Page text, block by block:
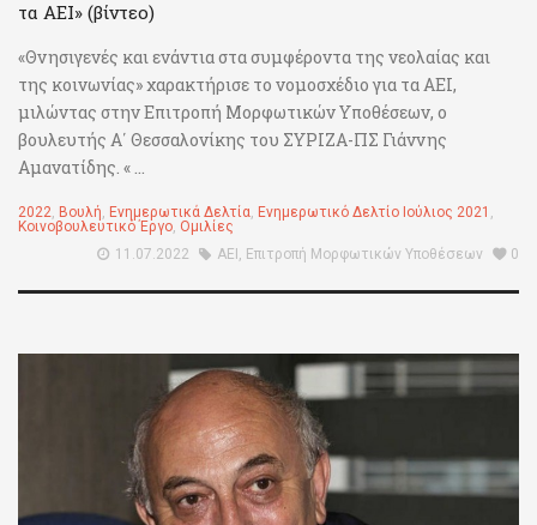
τα ΑΕΙ» (βίντεο)
«Θνησιγενές και ενάντια στα συμφέροντα της νεολαίας και
της κοινωνίας» χαρακτήρισε το νομοσχέδιο για τα ΑΕΙ,
μιλώντας στην Επιτροπή Μορφωτικών Υποθέσεων, ο
βουλευτής Α΄ Θεσσαλονίκης του ΣΥΡΙΖΑ-ΠΣ Γιάννης
Αμανατίδης. « ...
2022, Βουλή, Ενημερωτικά Δελτία, Ενημερωτικό Δελτίο Ιούλιος 2021 ,
Κοινοβουλευτικό Έργο, Ομιλίες
11.07.2022
ΑΕΙ , Επιτροπή Μορφωτικών Υποθέσεων 0